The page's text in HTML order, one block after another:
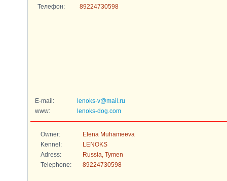
Телефон:
89224730598
E-mail:
lenoks-v@mail.ru
www:
lenoks-dog.com
Owner:
Elena Muhameeva
Kennel:
LENOKS
Adress:
Russia, Tymen
Telephone:
89224730598